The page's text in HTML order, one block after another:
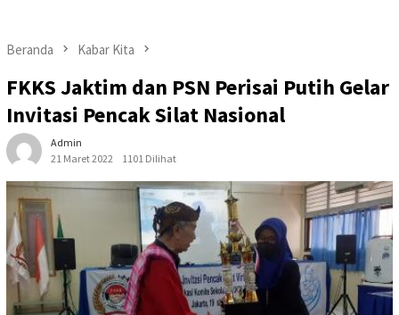
Beranda Kabar Kita
FKKS Jaktim dan PSN Perisai Putih Gelar
Invitasi Pencak Silat Nasional
Admin
21 Maret 2022
1101 Dilihat